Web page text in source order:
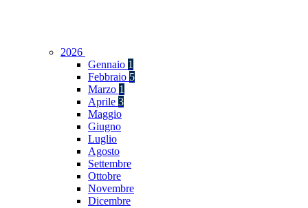
2026
Gennaio 1
Febbraio 5
Marzo 1
Aprile 3
Maggio
Giugno
Luglio
Agosto
Settembre
Ottobre
Novembre
Dicembre